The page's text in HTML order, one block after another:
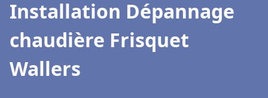
Installation Dépannage
chaudière Frisquet
Wallers